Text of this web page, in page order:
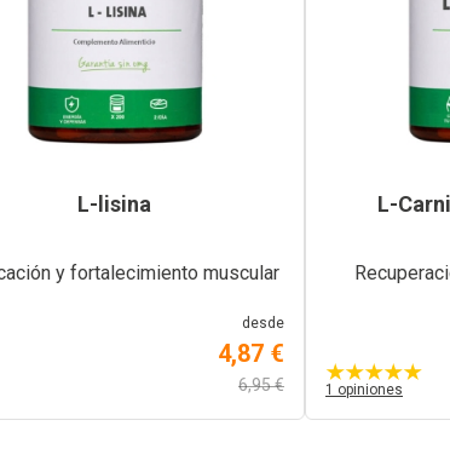
L-lisina
y fortalecimiento muscular
desde
4,87 €
6,95 €
L-
1 opiniones